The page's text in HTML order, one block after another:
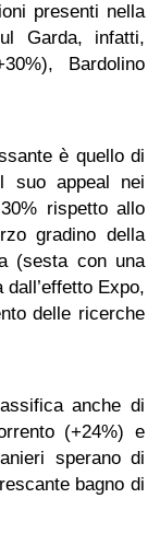
presenti nella
Garda, infatti,
Bardolino
è quello di
suo appeal nei
rispetto allo
gradino della
(sesta con una
Expo,
delle ricerche
anche di
(+24%) e
sperano di
bagno di